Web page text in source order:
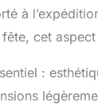
à
cet aspect
: